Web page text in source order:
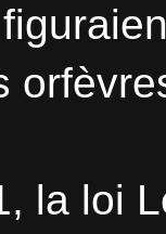
la loi